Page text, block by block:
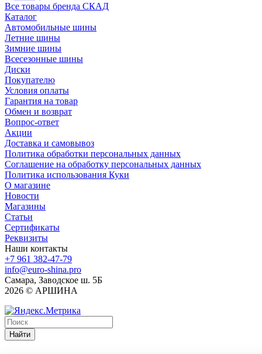
Все товары бренда СКАД
Каталог
Автомобильные шины
Летние шины
Зимние шины
Всесезонные шины
Диски
Покупателю
Условия оплаты
Гарантия на товар
Обмен и возврат
Вопрос-ответ
Акции
Доставка и самовывоз
Политика обработки персональных данных
Соглашение на обработку персональных данных
Политика использования Куки
О магазине
Новости
Магазины
Статьи
Сертификаты
Реквизиты
Наши контакты
+7 961 382-47-79
info@euro-shina.pro
Самара, Заводское ш. 5Б
2026 © АРШИНА
Найти